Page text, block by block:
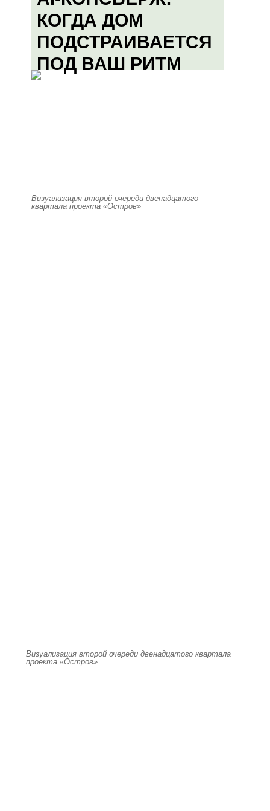
КОГДА ДОМ
ПОДСТРАИВАЕТСЯ
ПОД ВАШ РИТМ
Визуализация второй очереди двенадцатого
квартала проекта «Остров»
Визуализация второй очереди двенадцатого квартала
проекта «Остров»